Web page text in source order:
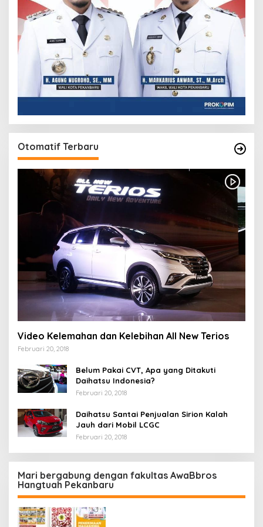
Otomatif Terbaru
Video Kelemahan dan Kelebihan All New Terios
Februari 20, 2018
Belum Pakai CVT, Apa yang Ditakuti
Daihatsu Indonesia?
Februari 20, 2018
Daihatsu Santai Penjualan Sirion Kalah
Jauh dari Mobil LCGC
Februari 20, 2018
Mari bergabung dengan fakultas AwaBbros
Hangtuah Pekanbaru